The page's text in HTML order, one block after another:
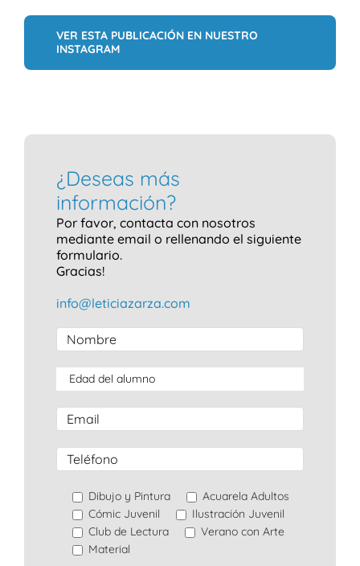
VER ESTA PUBLICACIÓN EN NUESTRO
INSTAGRAM
¿Deseas más
información?
Por favor, contacta con nosotros
mediante email o rellenando el siguiente
formulario.
Gracias!
info@leticiazarza.com
Dibujo y Pintura
Acuarela Adultos
Cómic Juvenil
Ilustración Juvenil
Club de Lectura
Verano con Arte
Material